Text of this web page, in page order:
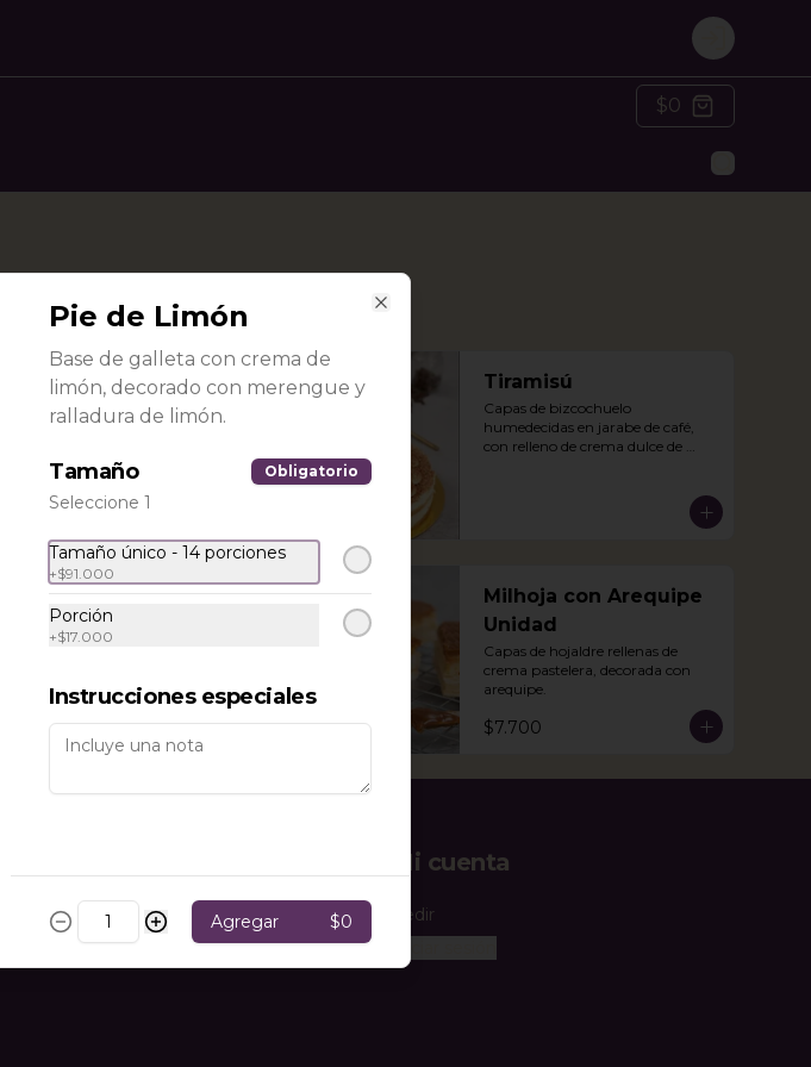
Login
$0
Pie de Limón
Base de galleta con crema de
limón, decorado con merengue y
Tiramisú
Capas de bizcochuelo
humedecidas en jarabe de café,
con relleno de crema dulce de
Tres Leches de
Baileys
Baileys, rellenas y cubiertas con
crema chantilly.
Milhoja con Arequipe
Unidad
Capas de hojaldre rellenas de
crema pastelera, decorada con
arequipe.
$7.700
Instagram
Facebook
Mi cuenta
Pedir
Pie de Limón
Base de galleta con crema de
limón, decorado con merengue y
ralladura de limón.
Tamaño Obligatorio
Seleccione 1
Tamaño único - 14 porciones
+$91.000
Porción
+$17.000
Instrucciones especiales
Agregar $0